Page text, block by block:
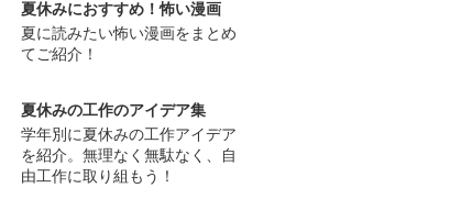
夏休みにおすすめ！怖い漫画
夏に読みたい怖い漫画をまとめ
てご紹介！
夏休みの工作のアイデア集
学年別に夏休みの工作アイデア
を紹介。無理なく無駄なく、自
由工作に取り組もう！